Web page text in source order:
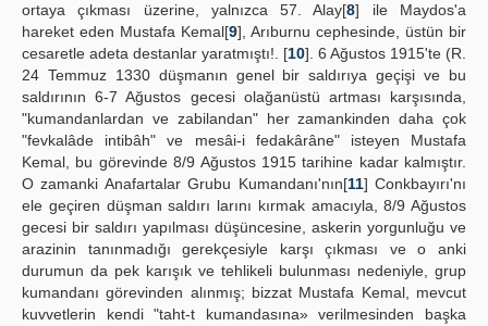
ortaya çıkması üzerine, yalnızca 57. Alay[8] ile Maydos'a
hareket eden Mustafa Kemal[9], Arıburnu cephesinde, üstün bir
cesaretle adeta destanlar yaratmıştı!. [10]. 6 Ağustos 1915'te (R.
24 Temmuz 1330 düşmanın genel bir saldırıya geçişi ve bu
saldırının 6-7 Ağustos gecesi olağanüstü artması karşısında,
"kumandanlardan ve zabilandan" her zamankinden daha çok
"fevkalâde intibâh" ve mesâi-i fedakârâne" isteyen Mustafa
Kemal, bu görevinde 8/9 Ağustos 1915 tarihine kadar kalmıştır.
O zamanki Anafartalar Grubu Kumandanı'nın[11] Conkbayırı'nı
ele geçiren düşman saldırı larını kırmak amacıyla, 8/9 Ağustos
gecesi bir saldırı yapılması düşüncesine, askerin yorgunluğu ve
arazinin tanınmadığı gerekçesiyle karşı çıkması ve o anki
durumun da pek karışık ve tehlikeli bulunması nedeniyle, grup
kumandanı görevinden alınmış; bizzat Mustafa Kemal, mevcut
kuvvetlerin kendi "taht-t kumandasına» verilmesinden başka